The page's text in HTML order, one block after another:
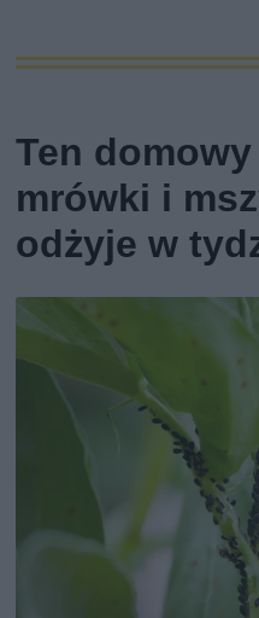
Ten
mrówki i
odżyje w